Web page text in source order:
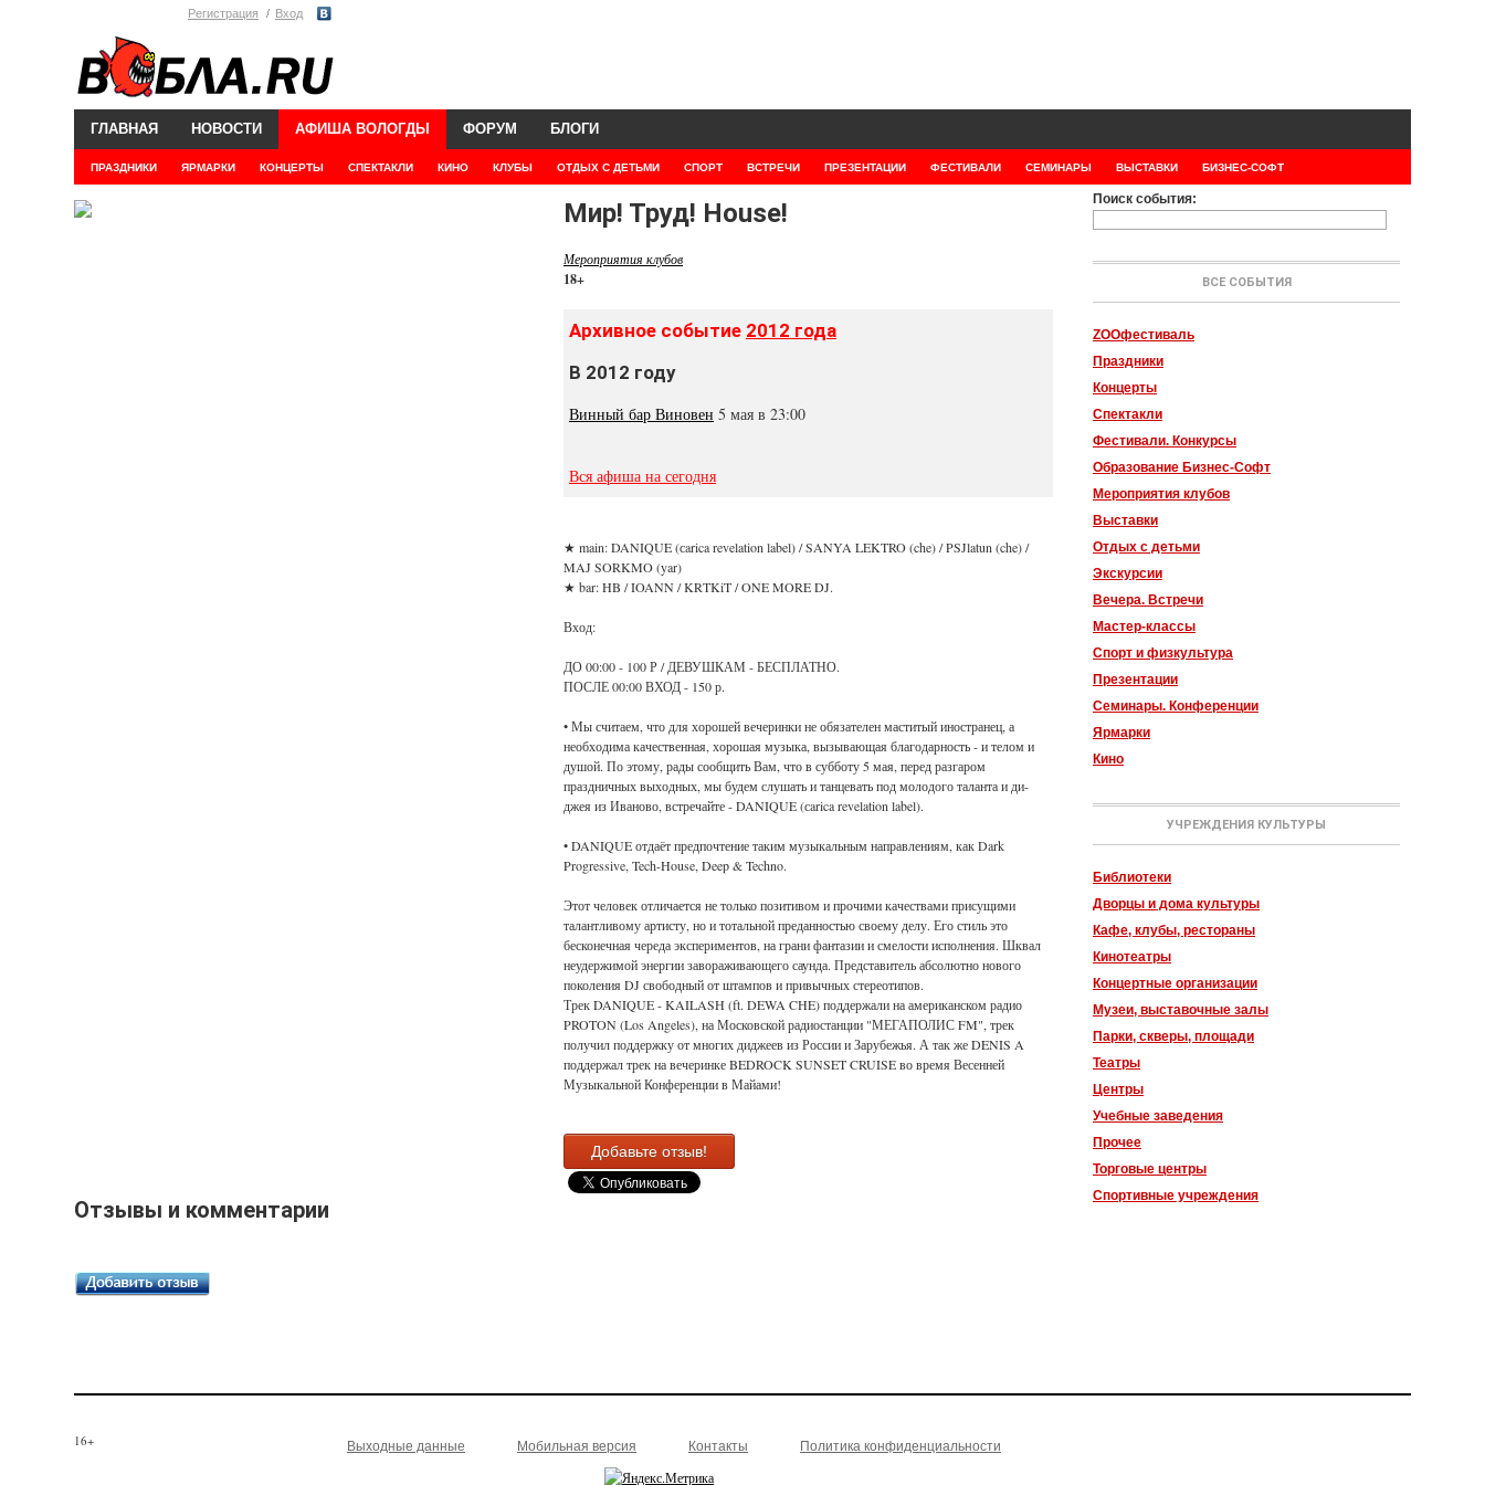
Регистрация Вход
ГЛАВНАЯ НОВОСТИ АФИША ВОЛОГДЫ
ПРАЗДНИКИ ЯРМАРКИ КОНЦЕРТЫ СПЕКТАКЛИ КИНО КЛУБЫ ОТДЫХ С ДЕТЬМИ СПОРТ ВСТРЕЧИ ПРЕЗЕНТАЦИИ ФЕСТИВАЛИ СЕМИНАРЫ ВЫСТАВКИ БИЗНЕС-СОФТ
ФОРУМ БЛОГИ
Мир! Труд! House!
Мероприятия клубов
18+
Архивное событие 2012 года
В 2012 году
Винный бар Виновен 5 мая в 23:00
Вся афиша на сегодня
★ main: DANIQUE (сarica revelation label) / SANYA LEKTRO (che) / PSJlatun (che) /
MAJ SORKMO (yar)
★ bar: HB / IOANN / KRTKiT / ONE MORE DJ.
Вход:
ДО 00:00 - 100 Р / ДЕВУШКАМ - БЕСПЛАТНО.
ПОСЛЕ 00:00 ВХОД - 150 р.
• Мы считаем, что для хорошей вечеринки не обязателен маститый иностранец, а
необходима качественная, хорошая музыка, вызывающая благодарность - и телом и
душой. По этому, рады сообщить Вам, что в субботу 5 мая, перед разгаром
праздничных выходных, мы будем слушать и танцевать под молодого таланта и ди-
джея из Иваново, встречайте - DANIQUE (сarica revelation label).
• DANIQUE отдаёт предпочтение таким музыкальным направлениям, как Dark
Progressive, Tech-House, Deep & Techno.
Этот человек отличается не только позитивом и прочими качествами присущими
талантливому артисту, но и тотальной преданностью своему делу. Его стиль это
бесконечная череда экспериментов, на грани фантазии и смелости исполнения. Шквал
неудержимой энергии завораживающего саунда. Представитель абсолютно нового
поколения DJ свободный от штампов и привычных стереотипов.
Трек DANIQUE - KAILASH (ft. DEWA CHE) поддержали на американском радио
PROTON (Los Angeles), на Московской радиостанции "МЕГАПОЛИС FM", трек
получил поддержку от многих диджеев из России и Зарубежья. А так же DENIS A
поддержал трек на вечеринке BEDROCK SUNSET CRUISE во время Весенней
Музыкальной Конференции в Майами!
Добавьте отзыв!
Отзывы и комментарии
Поиск события:
ВСЕ СОБЫТИЯ
ZOOфестиваль
Праздники
Концерты
Спектакли
Фестивали. Конкурсы
Образование Бизнес-Софт
Мероприятия клубов
Выставки
Отдых с детьми
Экскурсии
Вечера. Встречи
Мастер-классы
Спорт и физкультура
Презентации
Семинары. Конференции
Ярмарки
Кино
УЧРЕЖДЕНИЯ КУЛЬТУРЫ
Библиотеки
Дворцы и дома культуры
Кафе, клубы, рестораны
Кинотеатры
Концертные организации
Музеи, выставочные залы
Парки, скверы, площади
Театры
Центры
Учебные заведения
Прочее
Торговые центры
Спортивные учреждения
16+ Выходные данные Мобильная версия Контакты Политика конфиденциальности